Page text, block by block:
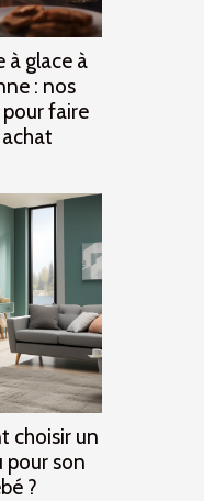
à glace à
: nos
faire
choisir un
pour son
?